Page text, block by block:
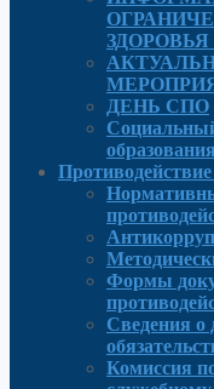
ДЕНЬ СПО
образования
Формы
Сведения о
Комиссия